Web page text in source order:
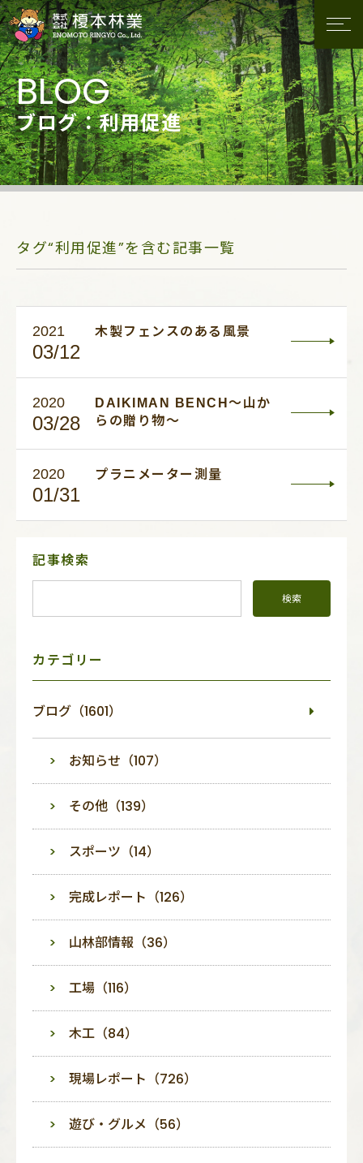
ブログ：利用促進
タグ“利用促進”を含む記事一覧
2021
03/12
木製フェンスのある風景
2020
03/28
DAIKIMAN BENCH～山か
らの贈り物～
2020
01/31
プラニメーター測量
サ
ニ
記事検索
カテゴリー
ブログ（1601）
お知らせ（107）
その他（139）
スポーツ（14）
完成レポート（126）
山林部情報（36）
工場（116）
木工（84）
現場レポート（726）
遊び・グルメ（56）